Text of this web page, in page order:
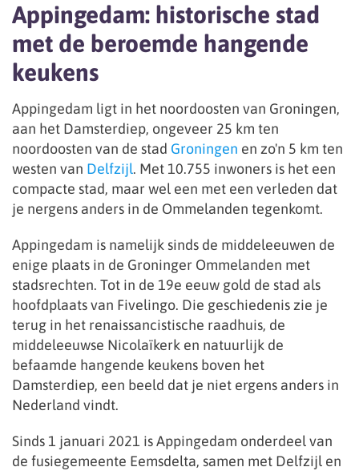
Appingedam: historische stad
met de beroemde hangende
keukens
Appingedam ligt in het noordoosten van Groningen,
aan het Damsterdiep, ongeveer 25 km ten
noordoosten van de stad Groningen en zo'n 5 km ten
westen van Delfzijl. Met 10.755 inwoners is het een
compacte stad, maar wel een met een verleden dat
je nergens anders in de Ommelanden tegenkomt.
Appingedam is namelijk sinds de middeleeuwen de
enige plaats in de Groninger Ommelanden met
stadsrechten. Tot in de 19e eeuw gold de stad als
hoofdplaats van Fivelingo. Die geschiedenis zie je
terug in het renaissancistische raadhuis, de
middeleeuwse Nicolaïkerk en natuurlijk de
befaamde hangende keukens boven het
Damsterdiep, een beeld dat je niet ergens anders in
Nederland vindt.
Sinds 1 januari 2021 is Appingedam onderdeel van
de fusiegemeente Eemsdelta, samen met Delfzijl en